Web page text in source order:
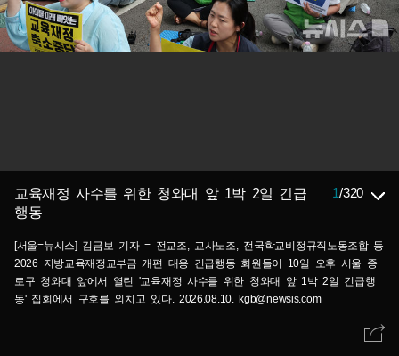
교육재정 사수를 위한 청와대 앞 1박 2일 긴급
행동
1/320
[서울=뉴시스] 김금보 기자 = 전교조, 교사노조, 전국학교비정규직노동조합 등
2026 지방교육재정교부금 개편 대응 긴급행동 회원들이 10일 오후 서울 종
로구 청와대 앞에서 열린 '교육재정 사수를 위한 청와대 앞 1박 2일 긴급행
동' 집회에서 구호를 외치고 있다. 2026.08.10. kgb@newsis.com